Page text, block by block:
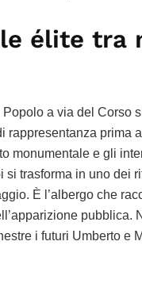
élite tra
a via del Corso
prima
monumentale e gli
trasforma in uno dei
È l’albergo che
pubblica.
i futuri Umberto e